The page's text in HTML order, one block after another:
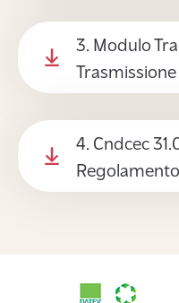
3. Modulo
Trasmissione
4. Cndcec
Regolamento